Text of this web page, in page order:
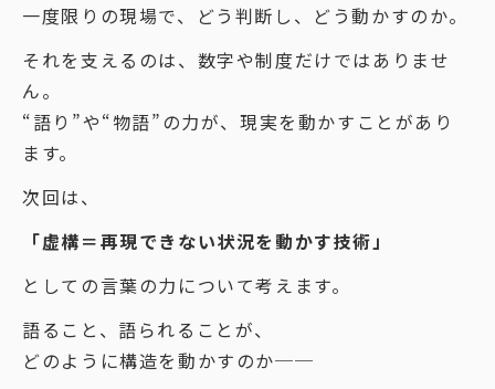
一度限りの現場で、どう判断し、どう動かすのか。
それを支えるのは、数字や制度だけではありませ
ん。
“語り”や“物語”の力が、現実を動かすことがあり
ます。
次回は、
「虚構＝再現できない状況を動かす技術」
としての言葉の力について考えます。
語ること、語られることが、
どのように構造を動かすのか──